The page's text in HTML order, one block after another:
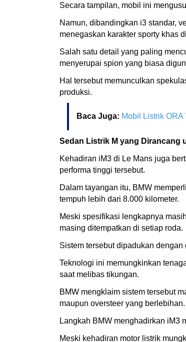
Secara tampilan, mobil ini
Namun, dibandingkan i3 standar,
menegaskan karakter sporty khas
Salah satu detail yang paling
menyerupai spion yang biasa
Hal tersebut memunculkan
produksi.
Baca Juga: Mobil Listrik
Sedan Listrik M yang Dirancang
Kehadiran iM3 di Le Mans juga
performa tinggi tersebut.
Dalam tayangan itu, BMW
tempuh lebih dari 8.000 kilometer.
Meski spesifikasi lengkapnya
masing ditempatkan di setiap roda.
Sistem tersebut dipadukan
Teknologi ini memungkinkan
saat melibas tikungan.
BMW mengklaim sistem tersebut
maupun oversteer yang berlebihan.
Langkah BMW menghadirkan iM3
Meski kehadiran motor listrik